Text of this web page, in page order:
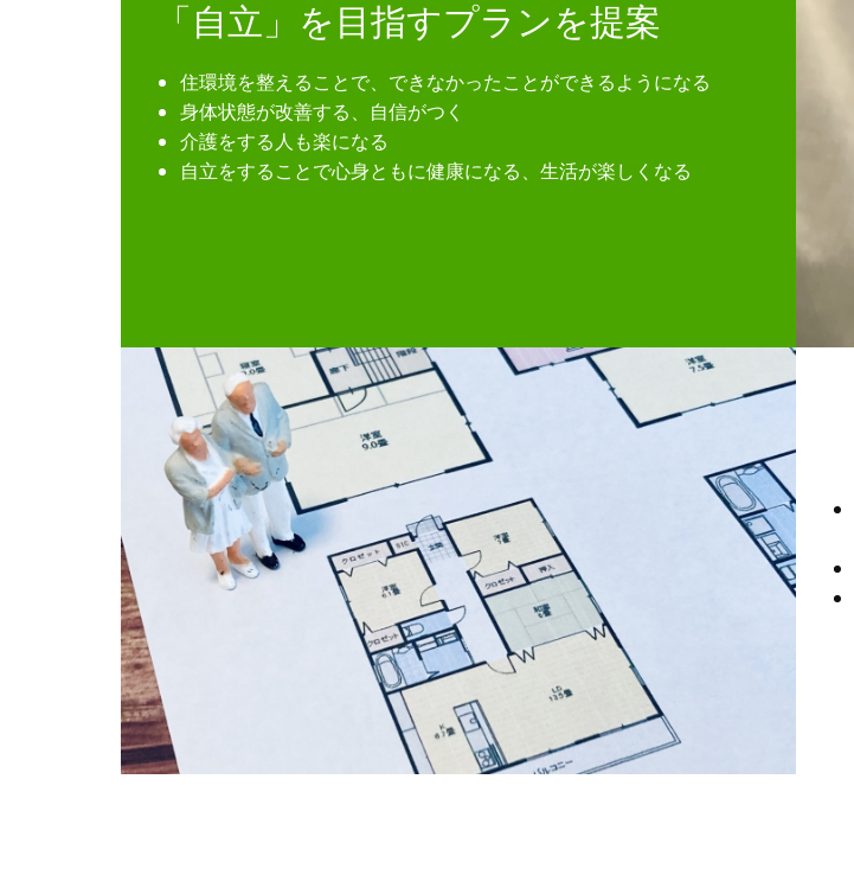
「自立」を目指すプランを提案
住環境を整えることで、できなかったことができるようになる
身体状態が改善する、自信がつく
介護をする人も楽になる
自立をすることで心身ともに健康になる、生活が楽しくなる